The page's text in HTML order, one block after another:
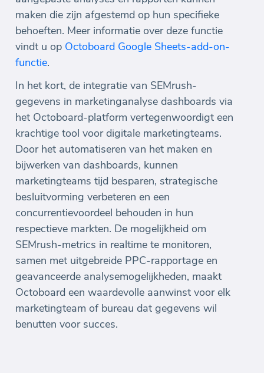
maken die zijn afgestemd op hun specifieke
behoeften. Meer informatie over deze functie
vindt u op Octoboard Google Sheets-add-on-
functie.
In het kort, de integratie van SEMrush-
gegevens in marketinganalyse dashboards via
het Octoboard-platform vertegenwoordigt een
krachtige tool voor digitale marketingteams.
Door het automatiseren van het maken en
bijwerken van dashboards, kunnen
marketingteams tijd besparen, strategische
besluitvorming verbeteren en een
concurrentievoordeel behouden in hun
respectieve markten. De mogelijkheid om
SEMrush-metrics in realtime te monitoren,
samen met uitgebreide PPC-rapportage en
geavanceerde analysemogelijkheden, maakt
Octoboard een waardevolle aanwinst voor elk
marketingteam of bureau dat gegevens wil
benutten voor succes.